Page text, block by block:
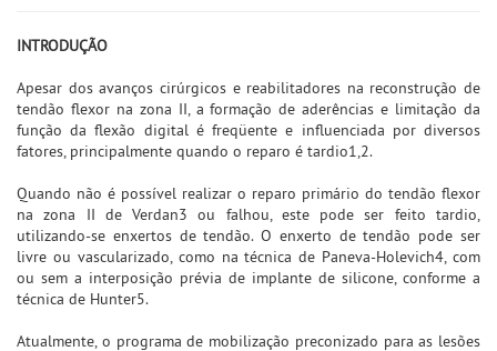
INTRODUÇÃO
Apesar dos avanços cirúrgicos e reabilitadores na reconstrução de
tendão flexor na zona II, a formação de aderências e limitação da
função da flexão digital é freqüente e influenciada por diversos
fatores, principalmente quando o reparo é tardio1,2.
Quando não é possível realizar o reparo primário do tendão flexor
na zona II de Verdan3 ou falhou, este pode ser feito tardio,
utilizando-se enxertos de tendão. O enxerto de tendão pode ser
livre ou vascularizado, como na técnica de Paneva-Holevich4, com
ou sem a interposição prévia de implante de silicone, conforme a
técnica de Hunter5.
Atualmente, o programa de mobilização preconizado para as lesões